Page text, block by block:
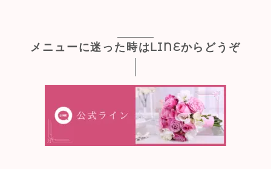
メニューに迷った時はLINEからどうぞ